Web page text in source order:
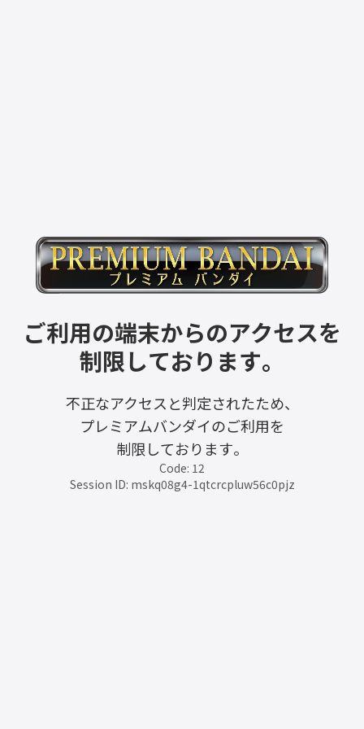
ご利用の端末からのアクセスを
制限しております。
不正なアクセスと判定されたため、
プレミアムバンダイのご利用を
制限しております。
Code: 12
Session ID: mskq08g4-1qtcrcpluw56c0pjz